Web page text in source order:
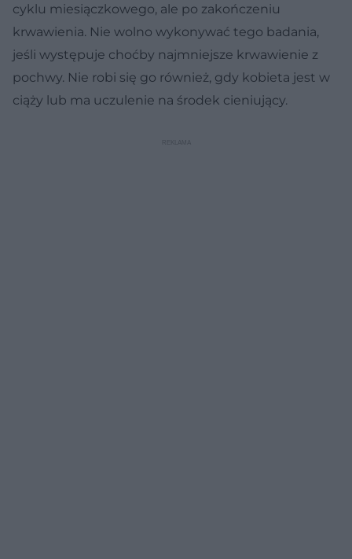
cyklu miesiączkowego, ale po zakończeniu
krwawienia. Nie wolno wykonywać tego badania,
jeśli występuje choćby najmniejsze krwawienie z
pochwy. Nie robi się go również, gdy kobieta jest w
ciąży lub ma uczulenie na środek cieniujący.